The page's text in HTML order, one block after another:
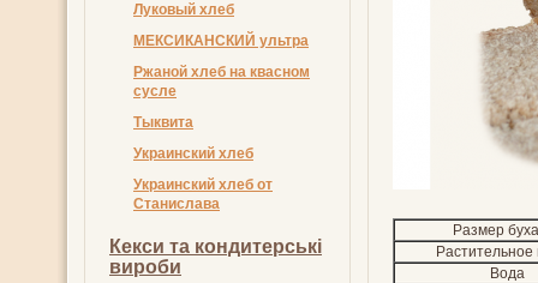
Луковый хлеб
МЕКСИКАНСКИЙ ультра
Ржаной хлеб на квасном
сусле
Тыквита
Украинский хлеб
Украинский хлеб от
Станислава
Кекси та кондитерські
вироби
Размер
Растительное
Вода